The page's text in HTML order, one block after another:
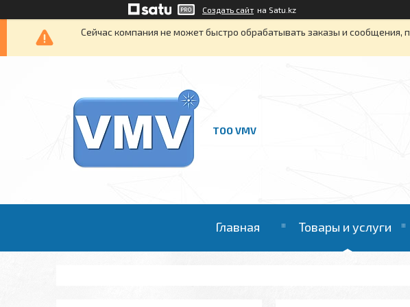
Создать сайт на Satu.kz
Сейчас компания не может быстро обрабатывать заказы и сообщения,
ТОО VMV
Главная Товары и услуги